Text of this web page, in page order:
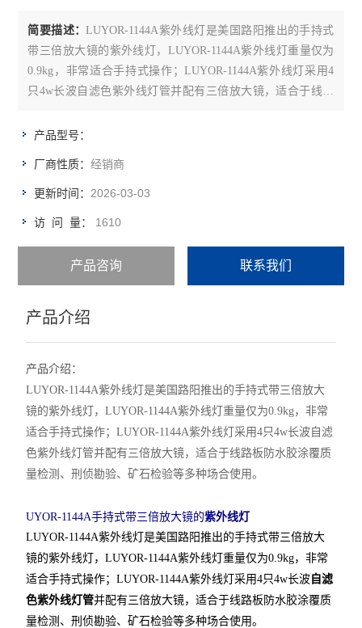
简要描述：LUYOR-1144A紫外线灯是美国路阳推出的手持式
带三倍放大镜的紫外线灯，LUYOR-1144A紫外线灯重量仅为
0.9kg，非常适合手持式操作；LUYOR-1144A紫外线灯采用4
只4w长波自滤色紫外线灯管并配有三倍放大镜，适合于线路
用。
产品型号：
厂商性质：经销商
更新时间：2026-03-03
访 问 量： 1610
产品咨询 联系我们
产品介绍
产品介绍：
LUYOR-1144A紫外线灯是美国路阳推出的手持式带三倍放大
镜的紫外线灯，LUYOR-1144A紫外线灯重量仅为0.9kg，非常
适合手持式操作；LUYOR-1144A紫外线灯采用4只4w长波自滤
色紫外线灯管并配有三倍放大镜，适合于线路板防水胶涂覆质
量检测、刑侦勘验、矿石检验等多种场合使用。
UYOR-1144A手持式带三倍放大镜的紫外线灯
LUYOR-1144A紫外线灯是美国路阳推出的手持式带三倍放大
镜的紫外线灯，LUYOR-1144A紫外线灯重量仅为0.9kg，非常
适合手持式操作；LUYOR-1144A紫外线灯采用4只4w长波 自滤
色紫外线灯管并配有三倍放大镜，适合于线路板防水胶涂覆质
量检测、刑侦勘验、矿石检验等多种场合使用。